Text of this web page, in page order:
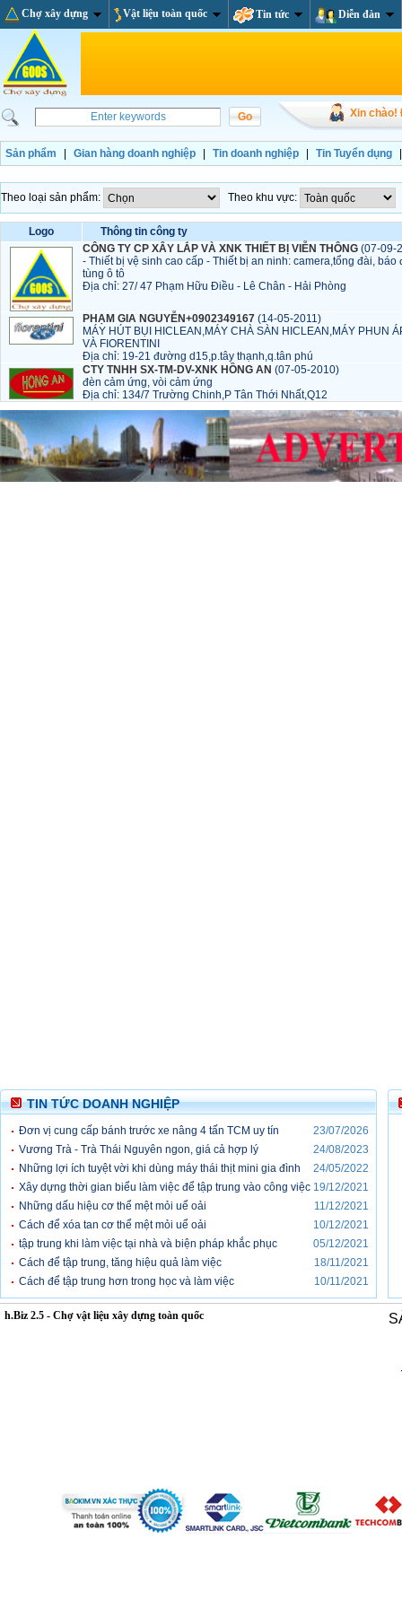
Chợ xây dựng Vật liệu toàn quốc Tin tức Diễn đàn
Xin chào!
Sản phẩm Gian hàng doanh nghiệp Tin doanh nghiệp Tin Tuyển dụng
Theo loại sản phẩm: Theo khu vực:
Logo
Thông tin công ty
CÔNG TY CP XÂY LẮP VÀ XNK THIẾT BỊ VIỄN THÔNG (07-09-
- Thiết bị vệ sinh cao cấp - Thiết bị an ninh: camera,tổng đài, báo
tùng ô tô
Địa chỉ: 27/ 47 Phạm Hữu Điều - Lê Chân - Hải Phòng
PHẠM GIA NGUYỄN+0902349167 (14-05-2011)
MÁY HÚT BỤI HICLEAN,MÁY CHÀ SÀN HICLEAN,MÁY PHUN
VÀ FIORENTINI
Địa chỉ: 19-21 đường d15,p.tây thạnh,q.tân phú
CTY TNHH SX-TM-DV-XNK HỒNG AN (07-05-2010)
đèn cảm ứng, vòi cảm ứng
Địa chỉ: 134/7 Trường Chinh,P Tân Thới Nhất,Q12
TIN TỨC DOANH NGHIỆP
Đơn vị cung cấp bánh trước xe nâng 4 tấn TCM uy tín
23/07/2026
Vương Trà - Trà Thái Nguyên ngon, giá cả hợp lý
24/08/2023
Những lợi ích tuyệt vời khi dùng máy thái thịt mini gia đình
24/05/2022
Xây dựng thời gian biểu làm việc để tập trung vào công việc 19/12/2021
Những dấu hiệu cơ thể mệt mỏi uể oải
11/12/2021
Cách để xóa tan cơ thể mệt mỏi uể oải
10/12/2021
tập trung khi làm việc tại nhà và biện pháp khắc phục
05/12/2021
Cách để tập trung, tăng hiệu quả làm việc
18/11/2021
Cách để tập trung hơn trong học và làm việc
10/11/2021
h.Biz 2.5 - Chợ vật liệu xây dựng toàn quốc